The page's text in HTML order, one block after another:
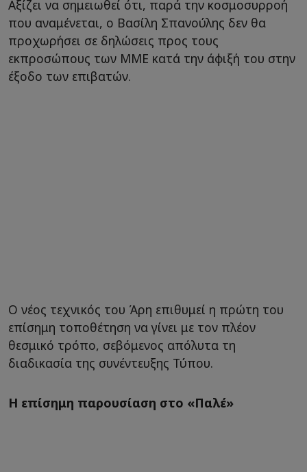
Αξίζει να σημειωθεί ότι, παρά την κοσμοσυρροή
που αναμένεται, ο Βασίλη Σπανούλης δεν θα
προχωρήσει σε δηλώσεις προς τους
εκπροσώπους των ΜΜΕ κατά την άφιξή του στην
έξοδο των επιβατών.
Ο νέος τεχνικός του Άρη επιθυμεί η πρώτη του
επίσημη τοποθέτηση να γίνει με τον πλέον
θεσμικό τρόπο, σεβόμενος απόλυτα τη
διαδικασία της συνέντευξης Τύπου.
Η επίσημη παρουσίαση στο «Παλέ»